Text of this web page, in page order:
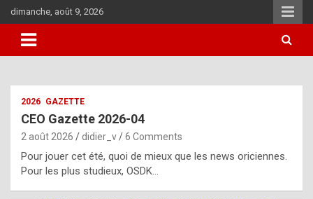
Skip
to
content
dimanche, août 9, 2026
i
u
2026 GAZETTE
CEO Gazette 2026-04
2 août 2026 didier_v 6 Comments
Pour jouer cet été, quoi de mieux que les news oriciennes.
Pour les plus studieux, OSDK…